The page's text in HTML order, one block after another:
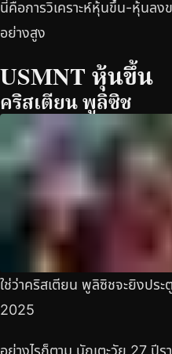
นี่คือการวิเคราะห์หุ้นขึ้น-หุ้นล
อย่างสูง
USMNT หุ้นขึ้น
คริสเตียน พูลิซิช
ใช่ว่าคริสเตียน พูลิซิชจะยิงปร
2025